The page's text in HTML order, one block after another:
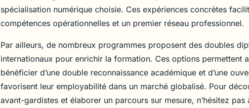
spécialisation numérique choisie. Ces expériences concrètes
compétences opérationnelles et un premier réseau professionnel.
Par ailleurs, de nombreux programmes proposent des doubles
internationaux pour enrichir la formation. Ces options permettent
bénéficier d’une double reconnaissance académique et d’une
favorisent leur employabilité dans un marché globalisé. Pour
avant-gardistes et élaborer un parcours sur mesure, n’hésitez pas